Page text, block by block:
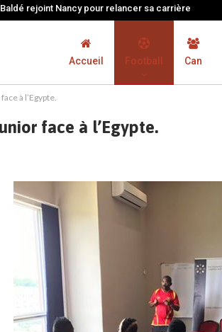
rejoint Nancy pour relancer sa carrière
Accueil Football Can
à l’Egypte.
face à l’Egypte.